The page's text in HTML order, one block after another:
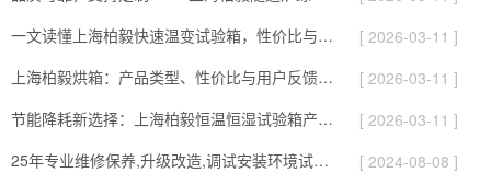
一文读懂上海柏毅快速温变试验箱，性价比与服务综合介绍
[ 2026-03-11 ]
上海柏毅烘箱：产品类型、性价比与用户反馈总结
[ 2026-03-11 ]
节能降耗新选择：上海柏毅恒温恒湿试验箱产品与应用亮点
[ 2026-03-11 ]
25年专业维修保养,升级改造,调试安装环境试验设备
[ 2024-08-08 ]